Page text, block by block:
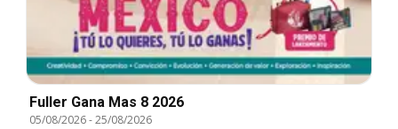
Fuller Gana Mas 8 2026
05/08/2026-25/08/2026